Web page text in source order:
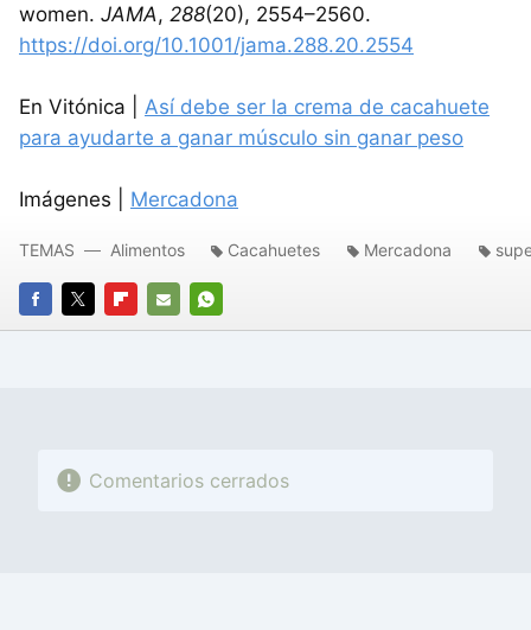
women. JAMA, 288(20), 2554–2560.
https://doi.org/10.1001/jama.288.20.2554
En Vitónica | Así debe ser la crema de cacahuete
para ayudarte a ganar músculo sin ganar peso
Imágenes | Mercadona
FACEBOOK
TWITTERFLIPBOARD
E-
WHATSAPP
TEMAS Alimentos Cacahuetes Mercadona
Comentarios cerrados